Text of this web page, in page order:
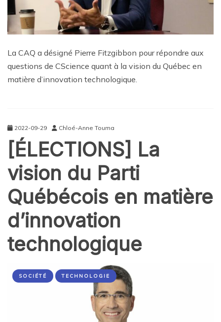
La CAQ a désigné Pierre Fitzgibbon pour répondre aux
questions de CScience quant à la vision du Québec en
matière d’innovation technologique.
2022-09-29 Chloé-Anne Touma
[ÉLECTIONS] La
vision du Parti
Québécois en matière
d’innovation
technologique
SOCIÉTÉ TECHNOLOGIE